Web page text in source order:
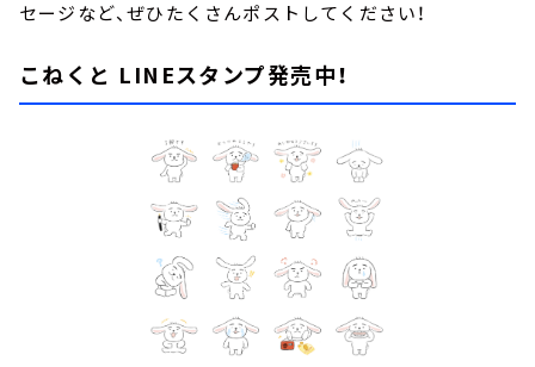
セージなど、ぜひたくさんポストしてください！
こねくと LINEスタンプ発売中！